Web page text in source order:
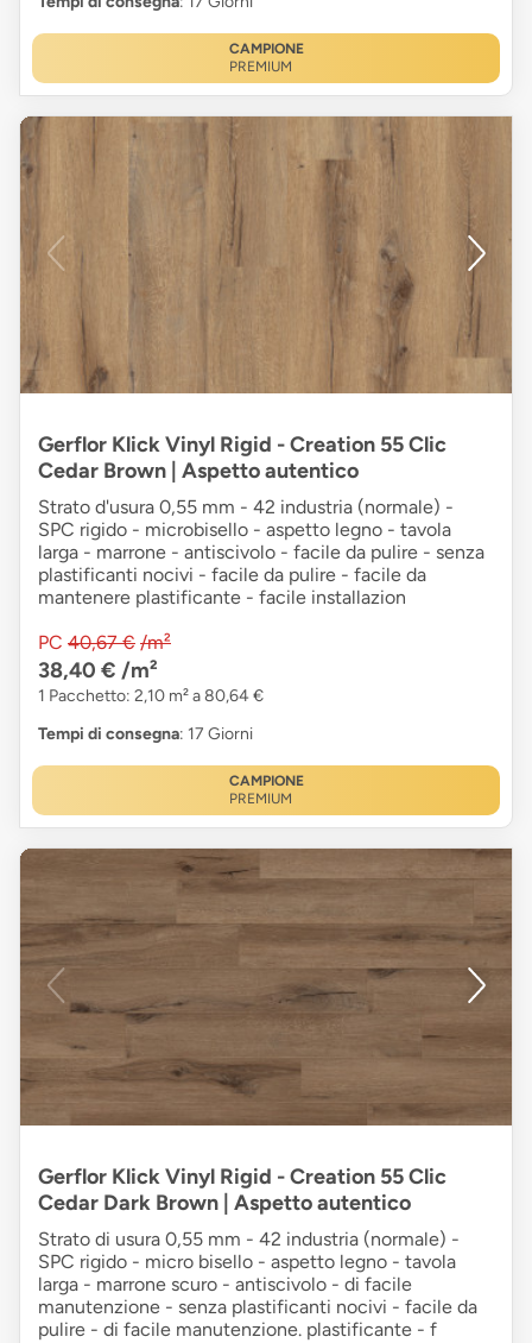
CAMPIONE
PREMIUM
Gerflor Klick Vinyl Rigid - Creation 55 Clic
Cedar Brown | Aspetto autentico
Strato d'usura 0,55 mm - 42 industria (normale) -
SPC rigido - microbisello - aspetto legno - tavola
larga - marrone - antiscivolo - facile da pulire - senza
plastificanti nocivi - facile da pulire - facile da
mantenere plastificante - facile installazion
PC 40,67 € /m²
38,40 € /m²
1 Pacchetto: 2,10 m² a 80,64 €
Tempi di consegna: 17 Giorni
CAMPIONE
PREMIUM
Gerflor Klick Vinyl Rigid - Creation 55 Clic
Cedar Dark Brown | Aspetto autentico
Strato di usura 0,55 mm - 42 industria (normale) -
SPC rigido - micro bisello - aspetto legno - tavola
larga - marrone scuro - antiscivolo - di facile
manutenzione - senza plastificanti nocivi - facile da
pulire - di facile manutenzione. plastificante - f